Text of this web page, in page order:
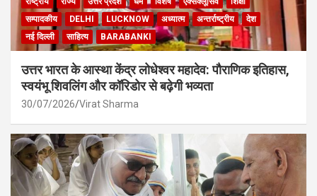
सम्पादकीय
DELHI LUCKNOW अध्यात्म अन्तर्राष्ट्रीय
देश
नई दिल्ली
साहित्य BARABANKI
उत्तर भारत के आस्था केंद्र लोधेश्वर महादेव: पौराणिक इतिहास,
स्वयंभू शिवलिंग और कॉरिडोर से बढ़ेगी भव्यता
30/07/2026 Virat Sharma